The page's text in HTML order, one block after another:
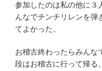
参加したのは私の他に３
んなでチンチリレンを弾
てよかった。
お稽古終わったらみんな
段はお稽古に行って帰る